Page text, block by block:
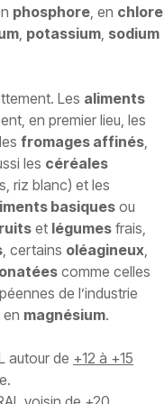
phosphore , en chlore
potassium sodium
Les aliments
en premier lieu, les
, les fromages affinés
les céréales
riz blanc) et les
basiques ou
et légumes frais,
, certains oléagineux
comme celles
de l’industrie
en magnésium.
autour de +12 à +15